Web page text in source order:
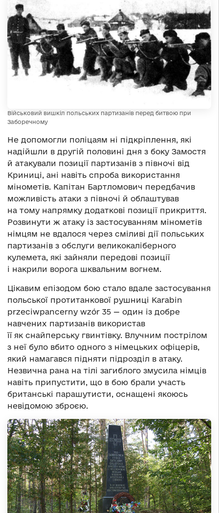
Військовий вишкіл польських партизанів перед битвою при
Заборечному
Не допомогли поліцаям ні підкріплення, які
надійшли в другій половині дня з боку Замостя
й атакували позиції партизанів з півночі від
Криниці, ані навіть спроба використання
мінометів. Капітан Бартломович передбачив
можливість атаки з півночі й облаштував
на тому напрямку додаткові позиції прикриття.
Розвинути ж атаку із застосуванням мінометів
німцям не вдалося через сміливі дії польських
партизанів з обслуги великокаліберного
кулемета, які зайняли передові позиції
і накрили ворога шквальним вогнем.
Цікавим епізодом бою стало вдале застосування
польської протитанкової рушниці Karabin
przeciwpancerny wzór 35 — один із добре
навчених партизанів використав
її як снайперську гвинтівку. Влучним пострілом
з неї було вбито одного з німецьких офіцерів,
який намагався підняти підрозділ в атаку.
Незвична рана на тілі загиблого змусила німців
навіть припустити, що в бою брали участь
британські парашутисти, оснащені якоюсь
невідомою зброєю.